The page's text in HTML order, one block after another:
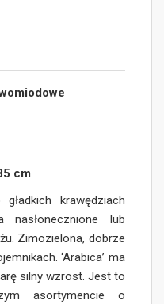
cm
krawędziach
lub
Zimozielona, dobrze
‘Arabica’ ma
silny wzrost. Jest to
asortymencie o